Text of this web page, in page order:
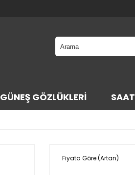
GÜNEŞ GÖZLÜKLERI SAAT
Fiyata Göre (Artan)